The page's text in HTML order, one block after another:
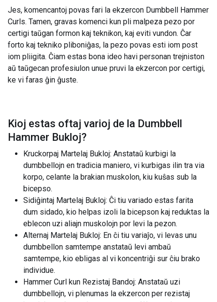
Jes, komencantoj povas fari la ekzercon Dumbbell Hammer
Curls. Tamen, gravas komenci kun pli malpeza pezo por
certigi taŭgan formon kaj teknikon, kaj eviti vundon. Ĉar
forto kaj tekniko pliboniĝas, la pezo povas esti iom post
iom pliigita. Ĉiam estas bona ideo havi personan trejniston
aŭ taŭgecan profesiulon unue pruvi la ekzercon por certigi,
ke vi faras ĝin ĝuste.
Kioj estas oftaj varioj de la Dumbbell
Hammer Bukloj?
Kruckorpaj Martelaj Bukloj: Anstataŭ kurbigi la
dumbbellojn en tradicia maniero, vi kurbigas ilin tra via
korpo, celante la brakian muskolon, kiu kuŝas sub la
bicepso.
Sidiĝintaj Martelaj Bukloj: Ĉi tiu variado estas farita
dum sidado, kio helpas izoli la bicepson kaj reduktas la
eblecon uzi aliajn muskolojn por levi la pezon.
Alternaj Martelaj Bukloj: En ĉi tiu variaĵo, vi levas unu
dumbbellon samtempe anstataŭ levi ambaŭ
samtempe, kio ebligas al vi koncentriĝi sur ĉiu brako
individue.
Hammer Curl kun Rezistaj Bandoj: Anstataŭ uzi
dumbbellojn, vi plenumas la ekzercon per rezistaj